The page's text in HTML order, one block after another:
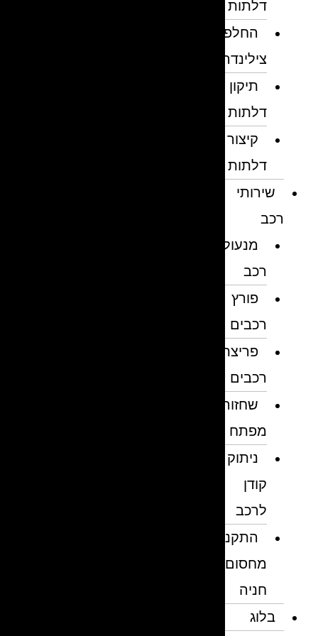
דלתות
החלפת
צילינדרים
תיקון
דלתות
קיצור
דלתות
שירותי
מנעולן
פורץ
רכבים
פריצת
רכבים
שחזור
מפתח
ניתוק
לרכב
התקנת
מחסום
חניה
בלוג